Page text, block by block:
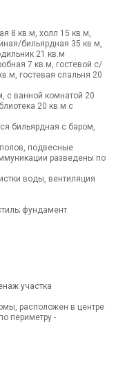
8 кв.м, холл 15 кв.м,
бильярдная 35 кв.м,
21 кв.м
7 кв.м, гостевой с/
гостевая спальня 20
с ванной комнатой 20
20 кв.м с
бильярдная с баром,
подвесные
разведены по
воды, вентиляция
фундамент
участка
расположен в центре
периметру -